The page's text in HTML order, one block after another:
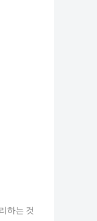
하는 것